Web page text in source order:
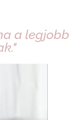
a legjobb